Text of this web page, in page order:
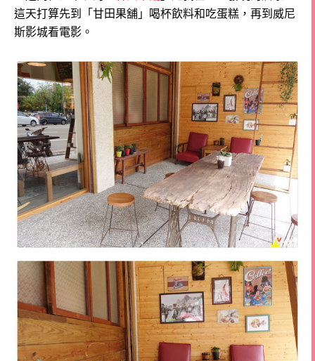
這天打算先到「甘田果舖」喝杯飲料和吃蛋糕，再到威尼
斯影城看電影。